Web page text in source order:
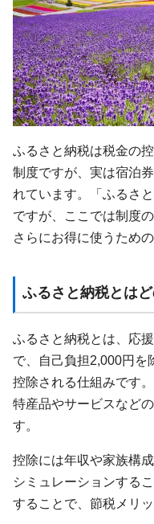
ふるさと納税は税金の
制度ですが、実は宿泊
れています。「ふるさ
ですが、ここでは制度
さらにお得に使うため
ふるさと納税とは
ふるさと納税とは、応
で、自己負担2,000円を
控除される仕組みです
特産品やサービスなど
す。
控除には年収や家族構
シミュレーションする
することで、節税メリ